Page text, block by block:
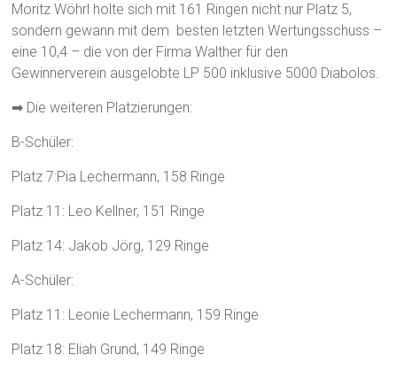
Moritz Wöhrl holte sich mit 161 Ringen nicht nur Platz 5,
sondern gewann mit dem besten letzten Wertungsschuss –
eine 10,4 – die von der Firma Walther für den
Gewinnerverein ausgelobte LP 500 inklusive 5000 Diabolos.
➡ Die weiteren Platzierungen:
B-Schüler:
Platz 7:Pia Lechermann, 158 Ringe
Platz 11: Leo Kellner, 151 Ringe
Platz 14: Jakob Jörg, 129 Ringe
A-Schüler:
Platz 11: Leonie Lechermann, 159 Ringe
Platz 18: Eliah Grund, 149 Ringe